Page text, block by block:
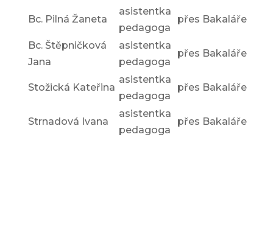
Bc. Pilná Žaneta
asistentka
pedagoga
přes Bakaláře
Bc. Štěpničková
Jana
asistentka
pedagoga
přes Bakaláře
Stožická Kateřina
asistentka
pedagoga
přes Bakaláře
Strnadová Ivana
asistentka
pedagoga
přes Bakaláře